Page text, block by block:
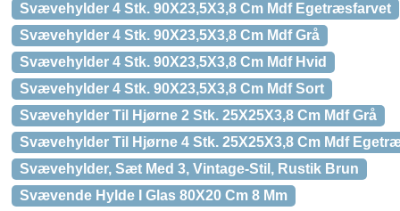
Svævehylder 4 Stk. 90X23,5X3,8 Cm Mdf Egetræsfarvet
Svævehylder 4 Stk. 90X23,5X3,8 Cm Mdf Grå
Svævehylder 4 Stk. 90X23,5X3,8 Cm Mdf Hvid
Svævehylder 4 Stk. 90X23,5X3,8 Cm Mdf Sort
Svævehylder Til Hjørne 2 Stk. 25X25X3,8 Cm Mdf Grå
Svævehylder Til Hjørne 4 Stk. 25X25X3,8 Cm Mdf
Svævehylder, Sæt Med 3, Vintage-Stil, Rustik Brun
Svævende Hylde I Glas 80X20 Cm 8 Mm